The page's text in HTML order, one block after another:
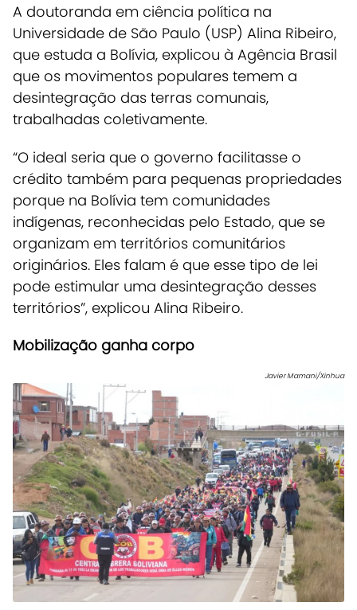
A doutoranda em ciência política na
Universidade de São Paulo (USP) Alina Ribeiro,
que estuda a Bolívia, explicou à Agência Brasil
que os movimentos populares temem a
desintegração das terras comunais,
trabalhadas coletivamente.
“O ideal seria que o governo facilitasse o
crédito também para pequenas propriedades
porque na Bolívia tem comunidades
indígenas, reconhecidas pelo Estado, que se
organizam em territórios comunitários
originários. Eles falam é que esse tipo de lei
pode estimular uma desintegração desses
territórios”, explicou Alina Ribeiro.
Mobilização ganha corpo
Javier Mamani/Xinhua